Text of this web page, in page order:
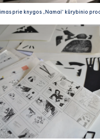
prie knygos „Namai“ kūrybinio